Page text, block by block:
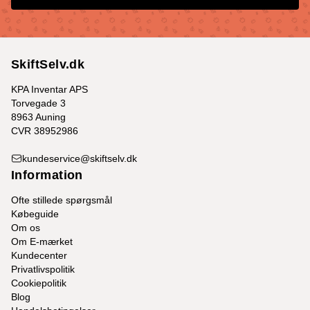
SkiftSelv.dk
KPA Inventar APS
Torvegade 3
8963 Auning
CVR 38952986
kundeservice@skiftselv.dk
Information
Ofte stillede spørgsmål
Købeguide
Om os
Om E-mærket
Kundecenter
Privatlivspolitik
Cookiepolitik
Blog